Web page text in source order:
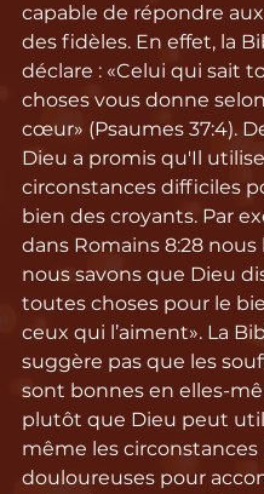
capable de répondre
des fidèles. En effet, la
déclare : «Celui qui sait
choses vous donne
cœur» (Psaumes 37:4).
Dieu a promis qu'Il
circonstances difficiles
bien des croyants. Par
dans Romains 8:28 nous
nous savons que Dieu
toutes choses pour le
ceux qui l’aiment». La
suggère pas que les
sont bonnes en elles-
plutôt que Dieu peut
même les circonstances
douloureuses pour